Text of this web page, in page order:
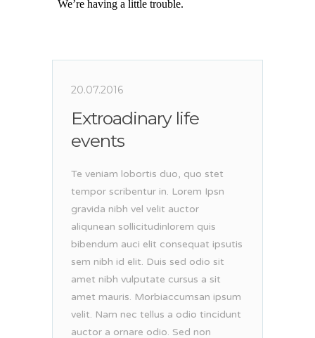
20.07.2016
Extroadinary life
events
Te veniam lobortis duo, quo stet
tempor scribentur in. Lorem Ipsn
gravida nibh vel velit auctor
aliqunean sollicitudinlorem quis
bibendum auci elit consequat ipsutis
sem nibh id elit. Duis sed odio sit
amet nibh vulputate cursus a sit
amet mauris. Morbiaccumsan ipsum
velit. Nam nec tellus a odio tincidunt
auctor a ornare odio. Sed non